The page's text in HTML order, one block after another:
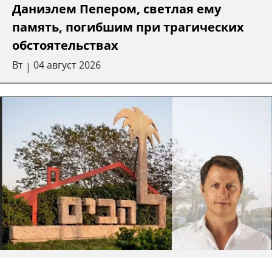
Даниэлем Пепером, светлая ему
память, погибшим при трагических
обстоятельствах
Вт | 04 август 2026